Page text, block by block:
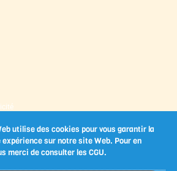
utilise des cookies pour vous garantir la
expérience sur notre site Web. Pour en
merci de consulter les CGU.